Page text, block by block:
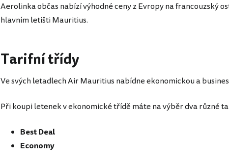
Aerolinka občas nabízí výhodné ceny z Evropy na francouzský
hlavním letišti Mauritius.
Tarifní třídy
Ve svých letadlech Air Mauritius nabídne ekonomickou a
Při koupi letenek v ekonomické třídě máte na výběr dva různé
Best Deal
Economy